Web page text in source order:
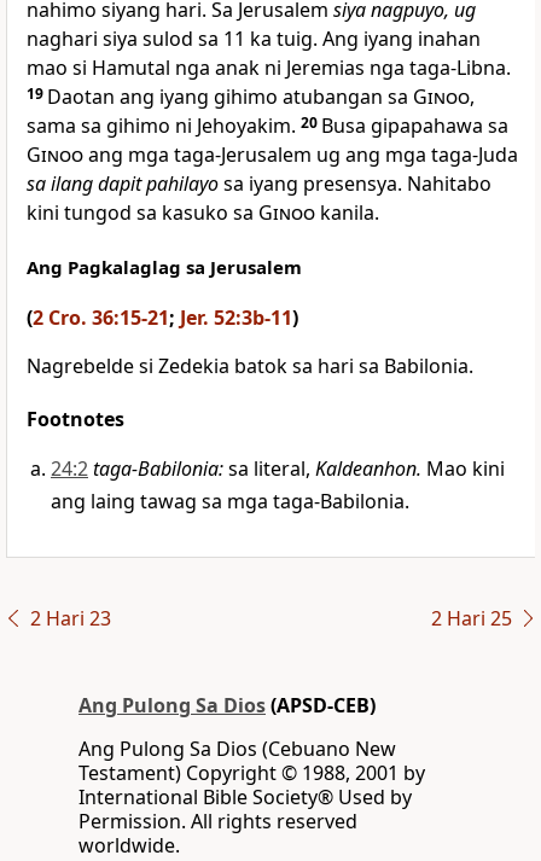
nahimo siyang hari. Sa Jerusalem siya nagpuyo, ug
naghari siya sulod sa 11 ka tuig. Ang iyang inahan
mao si Hamutal nga anak ni Jeremias nga taga-Libna.
19 Daotan ang iyang gihimo atubangan sa Ginoo,
sama sa gihimo ni Jehoyakim. 20 Busa gipapahawa sa
Ginooang mga taga-Jerusalem ug ang mga taga-Juda
sa ilang dapit pahilayosa iyang presensya. Nahitabo
kini tungod sa kasuko sa Ginoo kanila.
Ang Pagkalaglag sa Jerusalem
(2 Cro. 36:15-21; Jer. 52:3b-11)
Nagrebelde si Zedekia batok sa hari sa Babilonia.
Footnotes
24:2taga-Babilonia:sa literal, Kaldeanhon. Mao kini
ang laing tawag sa mga taga-Babilonia.
2 Hari 23 2 Hari 25
Ang Pulong Sa Dios(APSD-CEB)
Ang Pulong Sa Dios (Cebuano New
Testament) Copyright © 1988, 2001 by
International Bible Society® Used by
Permission. All rights reserved
worldwide.